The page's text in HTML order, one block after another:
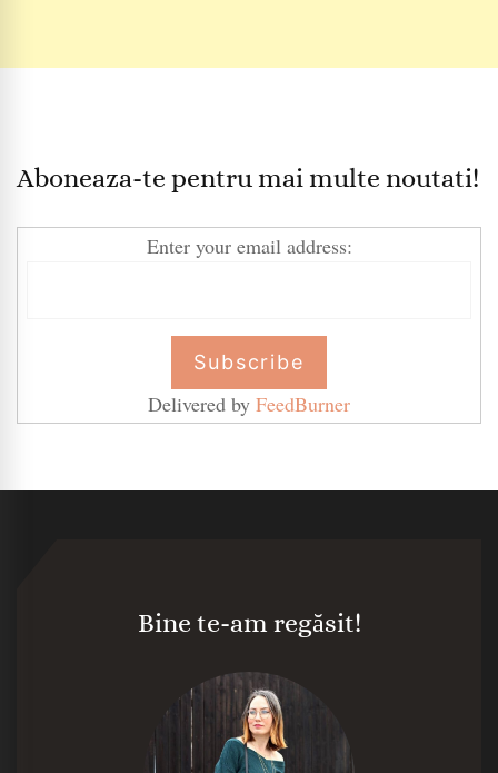
Aboneaza-te pentru mai multe noutati!
Enter your email address:
Delivered by FeedBurner
Bine te-am regăsit!